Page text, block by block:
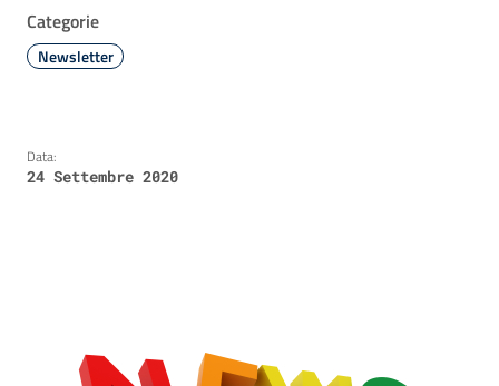
Categorie
Newsletter
Data:
24 Settembre 2020